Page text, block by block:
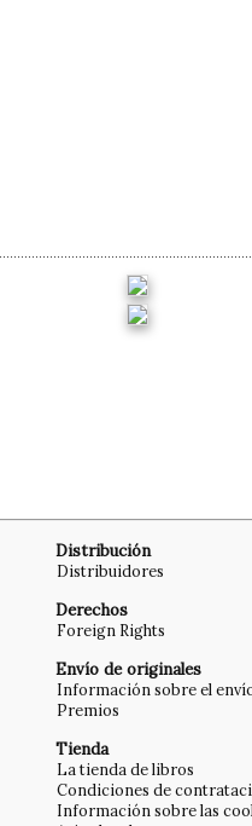
Distribución
Distribuidores
Derechos
Foreign Rights
Envío de originales
Información sobre el
Premios
Tienda
La tienda de libros
Condiciones de
Información sobre las